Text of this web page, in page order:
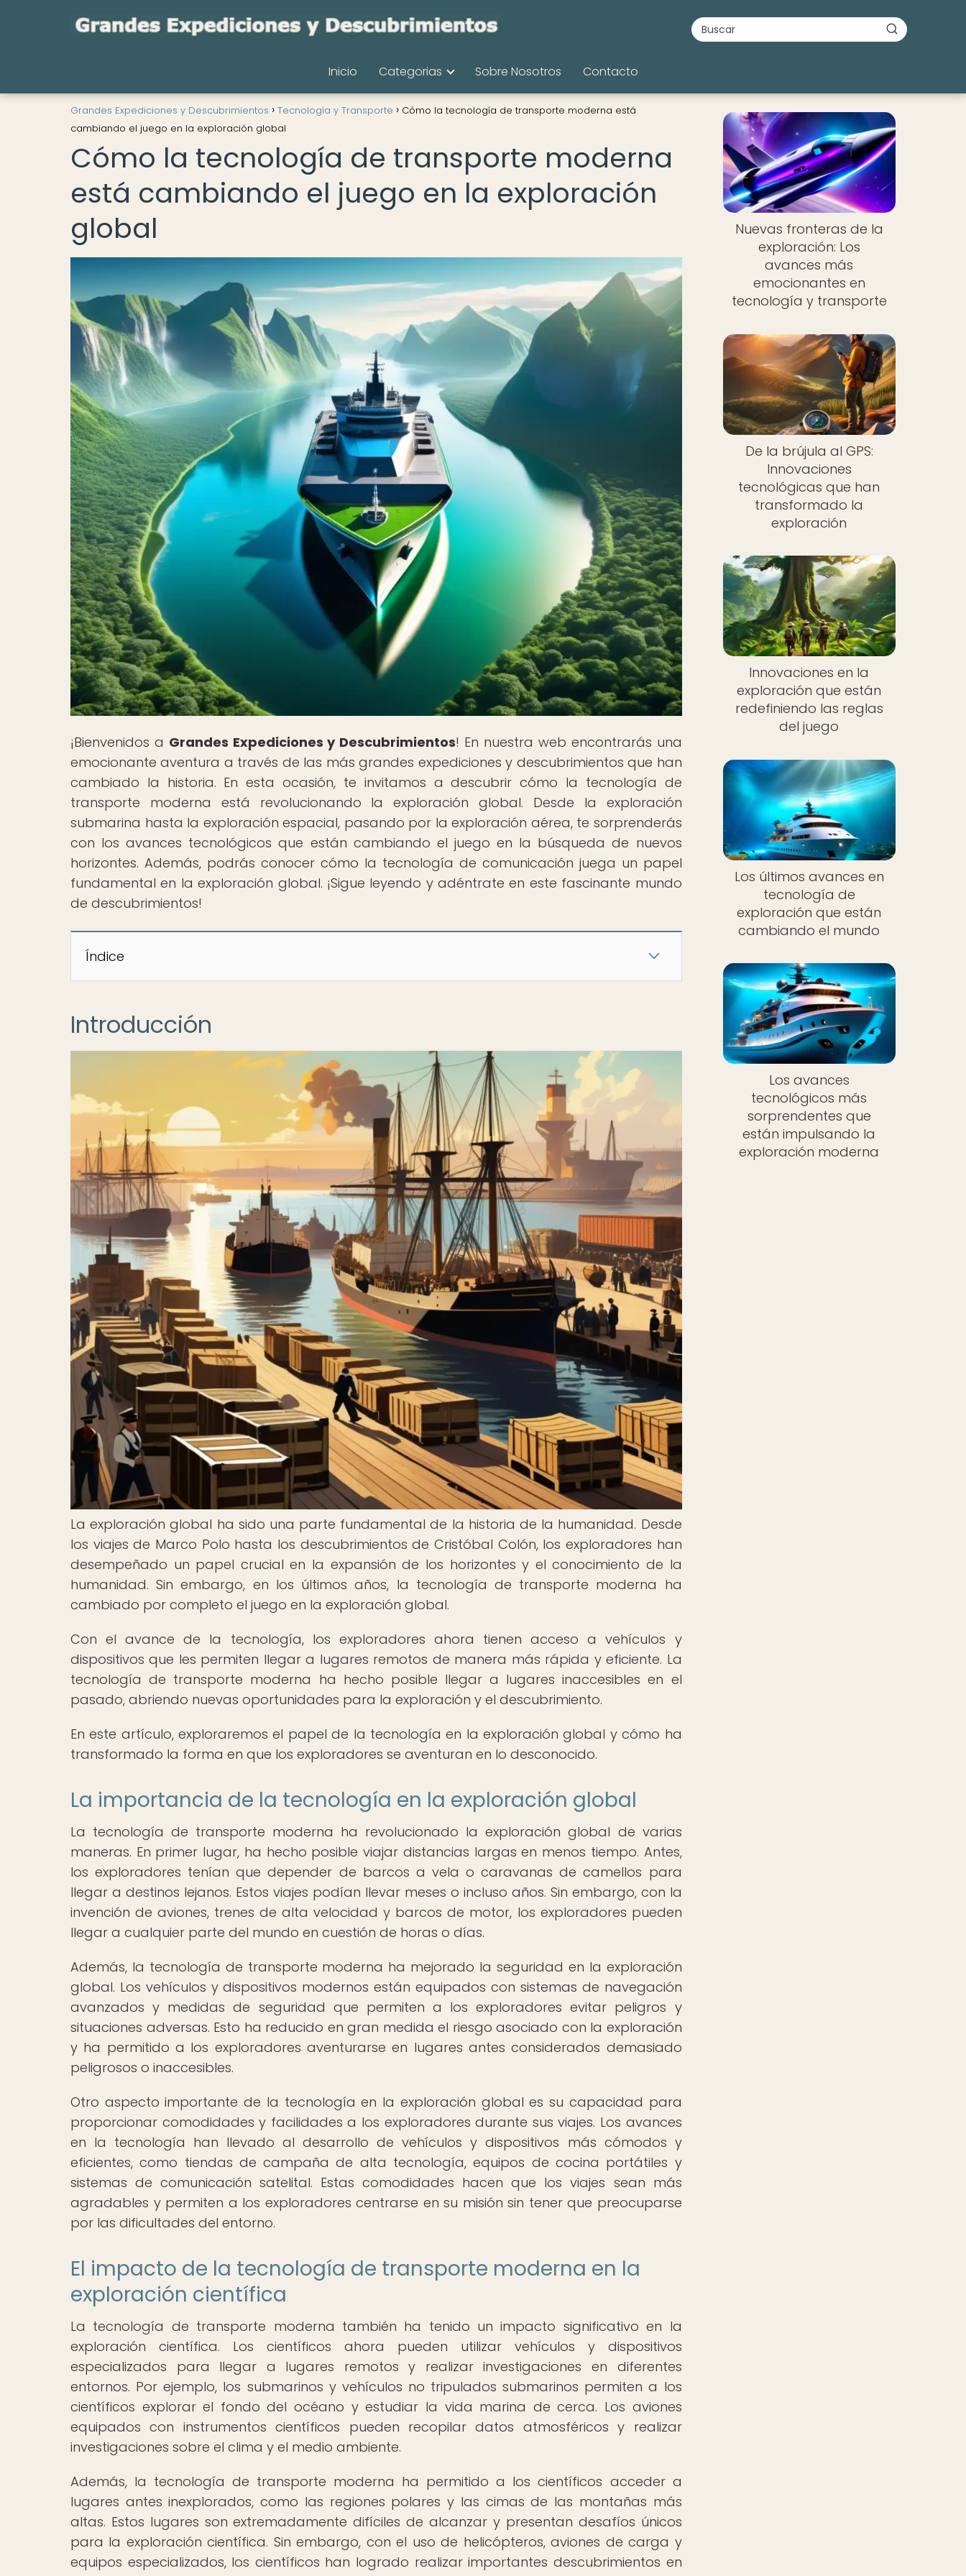
Inicio Categorias Sobre Nosotros Contacto
Grandes Expediciones y Descubrimientos Tecnología y Transporte
Cómo la tecnología de transporte moderna está
cambiando el juego en la exploración global
Cómo la tecnología de transporte moderna
está cambiando el juego en la exploración
global
¡Bienvenidos a Grandes Expediciones y Descubrimientos! En nuestra web encontrarás una
emocionante aventura a través de las más grandes expediciones y descubrimientos que han
cambiado la historia. En esta ocasión, te invitamos a descubrir cómo la tecnología de
transporte moderna está revolucionando la exploración global. Desde la exploración
submarina hasta la exploración espacial, pasando por la exploración aérea, te sorprenderás
con los avances tecnológicos que están cambiando el juego en la búsqueda de nuevos
horizontes. Además, podrás conocer cómo la tecnología de comunicación juega un papel
fundamental en la exploración global. ¡Sigue leyendo y adéntrate en este fascinante mundo
de descubrimientos!
Índice
Introducción
La exploración global ha sido una parte fundamental de la historia de la humanidad. Desde
los viajes de Marco Polo hasta los descubrimientos de Cristóbal Colón, los exploradores han
desempeñado un papel crucial en la expansión de los horizontes y el conocimiento de la
humanidad. Sin embargo, en los últimos años, la tecnología de transporte moderna ha
cambiado por completo el juego en la exploración global.
Con el avance de la tecnología, los exploradores ahora tienen acceso a vehículos y
dispositivos que les permiten llegar a lugares remotos de manera más rápida y eficiente. La
tecnología de transporte moderna ha hecho posible llegar a lugares inaccesibles en el
pasado, abriendo nuevas oportunidades para la exploración y el descubrimiento.
En este artículo, exploraremos el papel de la tecnología en la exploración global y cómo ha
transformado la forma en que los exploradores se aventuran en lo desconocido.
La importancia de la tecnología en la exploración global
La tecnología de transporte moderna ha revolucionado la exploración global de varias
maneras. En primer lugar, ha hecho posible viajar distancias largas en menos tiempo. Antes,
los exploradores tenían que depender de barcos a vela o caravanas de camellos para
llegar a destinos lejanos. Estos viajes podían llevar meses o incluso años. Sin embargo, con la
invención de aviones, trenes de alta velocidad y barcos de motor, los exploradores pueden
llegar a cualquier parte del mundo en cuestión de horas o días.
Además, la tecnología de transporte moderna ha mejorado la seguridad en la exploración
global. Los vehículos y dispositivos modernos están equipados con sistemas de navegación
avanzados y medidas de seguridad que permiten a los exploradores evitar peligros y
situaciones adversas. Esto ha reducido en gran medida el riesgo asociado con la exploración
y ha permitido a los exploradores aventurarse en lugares antes considerados demasiado
peligrosos o inaccesibles.
Otro aspecto importante de la tecnología en la exploración global es su capacidad para
proporcionar comodidades y facilidades a los exploradores durante sus viajes. Los avances
en la tecnología han llevado al desarrollo de vehículos y dispositivos más cómodos y
eficientes, como tiendas de campaña de alta tecnología, equipos de cocina portátiles y
sistemas de comunicación satelital. Estas comodidades hacen que los viajes sean más
agradables y permiten a los exploradores centrarse en su misión sin tener que preocuparse
por las dificultades del entorno.
El impacto de la tecnología de transporte moderna en la
exploración científica
La tecnología de transporte moderna también ha tenido un impacto significativo en la
exploración científica. Los científicos ahora pueden utilizar vehículos y dispositivos
especializados para llegar a lugares remotos y realizar investigaciones en diferentes
entornos. Por ejemplo, los submarinos y vehículos no tripulados submarinos permiten a los
científicos explorar el fondo del océano y estudiar la vida marina de cerca. Los aviones
equipados con instrumentos científicos pueden recopilar datos atmosféricos y realizar
investigaciones sobre el clima y el medio ambiente.
Además, la tecnología de transporte moderna ha permitido a los científicos acceder a
lugares antes inexplorados, como las regiones polares y las cimas de las montañas más
altas. Estos lugares son extremadamente difíciles de alcanzar y presentan desafíos únicos
para la exploración científica. Sin embargo, con el uso de helicópteros, aviones de carga y
equipos especializados, los científicos han logrado realizar importantes descubrimientos en
Nuevas fronteras de la
exploración: Los
avances más
emocionantes en
tecnología y transporte
De la brújula al GPS:
Innovaciones
tecnológicas que han
transformado la
exploración
Innovaciones en la
exploración que están
redefiniendo las reglas
del juego
Los últimos avances en
tecnología de
exploración que están
cambiando el mundo
Los avances
tecnológicos más
sorprendentes que
están impulsando la
exploración moderna